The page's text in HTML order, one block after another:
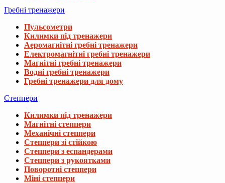
Гребні тренажери
Пульсометри
Килимки під тренажери
Аеромагнітні гребні тренажери
Електромагнітні гребні тренажери
Магнітні гребні тренажери
Водні гребні тренажери
Гребні тренажери для дому
Степпери
Килимки під тренажери
Магнітні степпери
Механічні степпери
Степпери зі стійкою
Степпери з еспандерами
Степпери з рукоятками
Поворотні степпери
Міні степпери